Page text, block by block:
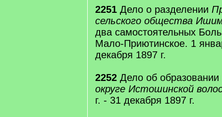
2251 Дело о разделении
сельского общества
два самостоятельных
Мало-Приютинское. 1
декабря 1897 г.
2252 Дело об
округе Истошинской
г. - 31 декабря 1897 г.